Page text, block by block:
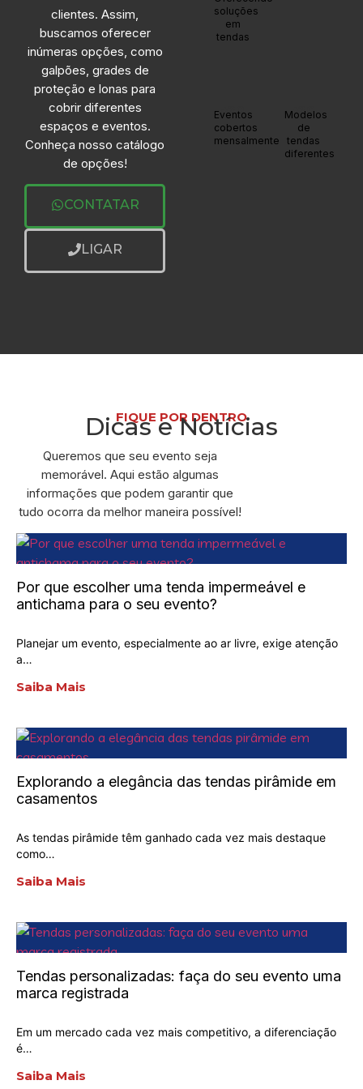
clientes. Assim,
buscamos oferecer
inúmeras opções, como
galpões, grades de
proteção e lonas para
cobrir diferentes
espaços e eventos.
Conheça nosso catálogo
de opções!
CONTATAR
LIGAR
soluções
em
tendas
+20
Eventos
cobertos
mensalmente
+20
Modelos
de
tendas
diferentes
FIQUE POR DENTRO
Dicas e Notícias
Queremos que seu evento seja
memorável. Aqui estão algumas
informações que podem garantir que
tudo ocorra da melhor maneira possível!
Por que escolher uma tenda impermeável e
antichama para o seu evento?
Planejar um evento, especialmente ao ar livre, exige atenção
a…
Saiba Mais
Explorando a elegância das tendas pirâmide em
casamentos
As tendas pirâmide têm ganhado cada vez mais destaque
como…
Saiba Mais
Tendas personalizadas: faça do seu evento uma
marca registrada
Em um mercado cada vez mais competitivo, a diferenciação
é…
Saiba Mais